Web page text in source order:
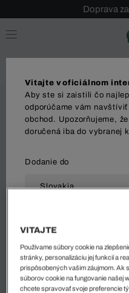
Doprava
Sezónny
Vitajte v oficiálnom
Aby ste si zaistili čo
odporúčame vám
obchod. Upozorňujeme,
doručená iba do vybranej
Dodanie do
ZAČAŤ NAKUPOVAŤ
VITAJTE
Používame súbory cookie na
stránky, personalizáciu jej funkcií a
prispôsobených vašim záujmom. Ak
súborov cookie na fungovanie našej
chcete spravovať svoje preferencie